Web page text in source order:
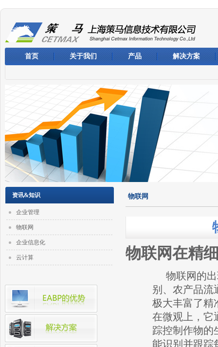
首页 关于我们 产品 解决方案
资讯&知识
企业管理
物联网
企业信息化
云计算
物联网
物联网在精
物联网的
别、农产品流
极大丰富了精
在微观上，它
踪控制作物的
能识别并跟踪